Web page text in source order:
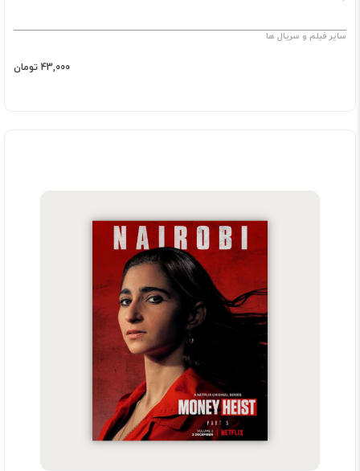
سایر فیلم و سریال ها
43,000 تومان